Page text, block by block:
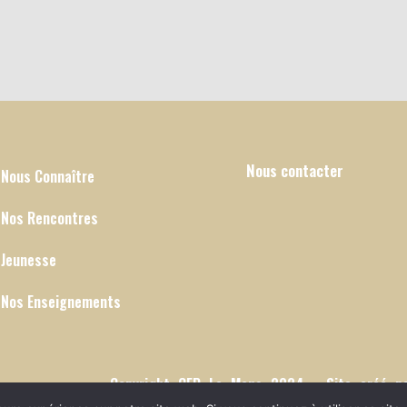
Nous Connaître
Nos Rencontres
Jeunesse
Nos Enseignements
Nous contacter
Copyright CEP Le Mans 2024 - Site créé